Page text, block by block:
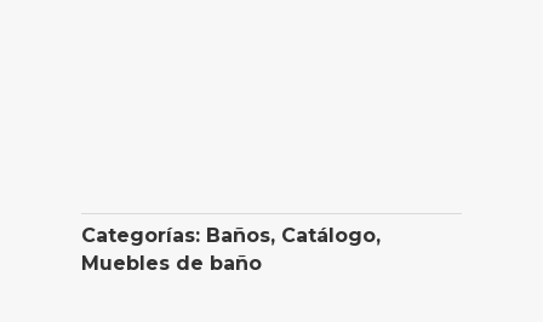
Categorías: Baños, Catálogo,
Muebles de baño